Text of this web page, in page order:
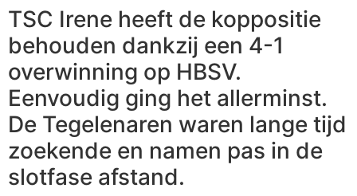
TSC Irene heeft de koppositie
behouden dankzij een 4-1
overwinning op HBSV.
Eenvoudig ging het allerminst.
De Tegelenaren waren lange tijd
zoekende en namen pas in de
slotfase afstand.